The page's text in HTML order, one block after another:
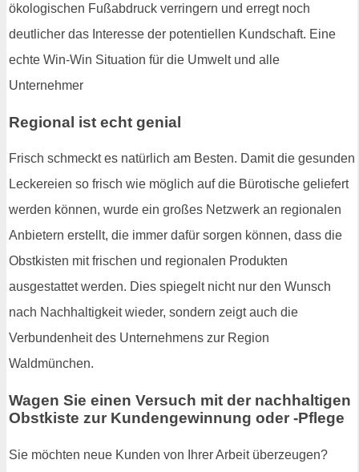
ökologischen Fußabdruck verringern und erregt noch
deutlicher das Interesse der potentiellen Kundschaft. Eine
echte Win-Win Situation für die Umwelt und alle
Unternehmer
Regional ist echt genial
Frisch schmeckt es natürlich am Besten. Damit die gesunden
Leckereien so frisch wie möglich auf die Bürotische geliefert
werden können, wurde ein großes Netzwerk an regionalen
Anbietern erstellt, die immer dafür sorgen können, dass die
Obstkisten mit frischen und regionalen Produkten
ausgestattet werden. Dies spiegelt nicht nur den Wunsch
nach Nachhaltigkeit wieder, sondern zeigt auch die
Verbundenheit des Unternehmens zur Region
Waldmünchen.
Wagen Sie einen Versuch mit der nachhaltigen
Obstkiste zur Kundengewinnung oder -Pflege
Sie möchten neue Kunden von Ihrer Arbeit überzeugen?